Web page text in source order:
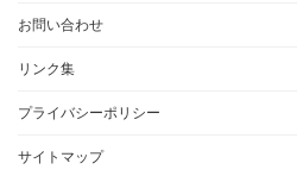
お問い合わせ
リンク集
プライバシーポリシー
サイトマップ